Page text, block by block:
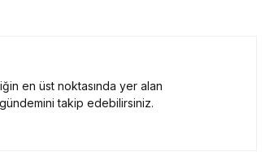
en üst noktasında yer alan
takip edebilirsiniz.